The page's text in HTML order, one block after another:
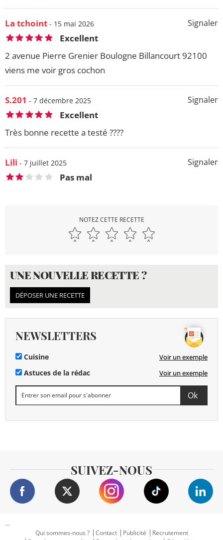
Signaler
La tchoint - 15 mai 2026
Excellent
2 avenue Pierre Grenier Boulogne Billancourt 92100
viens me voir gros cochon
Signaler
S.201 - 7 décembre 2025
Excellent
Très bonne recette a testé ????
Signaler
Lili - 7 juillet 2025
Pas mal
NOTEZ CETTE RECETTE
UNE NOUVELLE RECETTE ?
DÉPOSER UNE RECETTE
NEWSLETTERS
Cuisine Voir un exemple
Astuces de la rédac Voir un exemple
SUIVEZ-NOUS
...
Qui sommes-nous ?
Contact Publicité
Recrutement